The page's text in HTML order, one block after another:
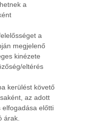
a
a
megjelenő
kinézete
eltérés
kerülést követő
az adott
elfogadása előtti
árak.